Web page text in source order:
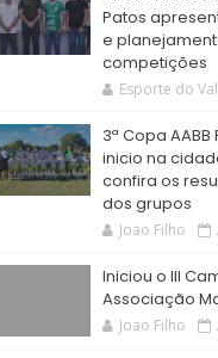
Patos
e
competições
Esporte do
3ª Copa
inicio na
confira os
dos grupos
Joao Filho
Iniciou o III
Associação
Joao Filho